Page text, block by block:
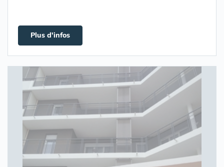
Plus d'infos